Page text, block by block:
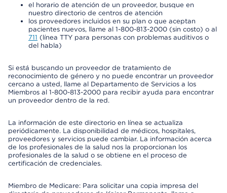
el horario de atención de un proveedor, busque en
nuestro directorio de centros de atención
los proveedores incluidos en su plan o que aceptan
pacientes nuevos, llame al 1-800-813-2000 (sin costo) o al
711 (línea TTY para personas con problemas auditivos o
del habla)
Si está buscando un proveedor de tratamiento de
reconocimiento de género y no puede encontrar un proveedor
cercano a usted, llame al Departamento de Servicios a los
Miembros al 1-800-813-2000 para recibir ayuda para encontrar
un proveedor dentro de la red.
La información de este directorio en línea se actualiza
periódicamente. La disponibilidad de médicos, hospitales,
proveedores y servicios puede cambiar. La información acerca
de los profesionales de la salud nos la proporcionan los
profesionales de la salud o se obtiene en el proceso de
certificación de credenciales.
Miembro de Medicare: Para solicitar una copia impresa del